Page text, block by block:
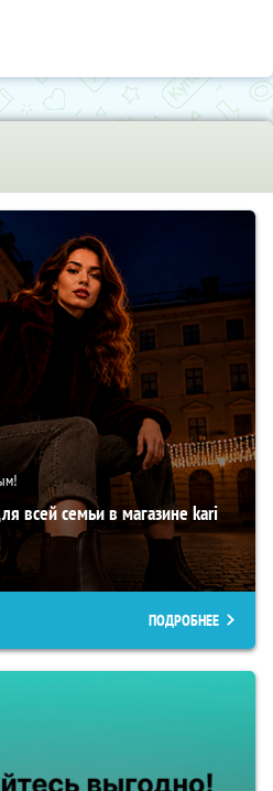
всей семьи в магазине kari
ПОДРОБНЕЕ